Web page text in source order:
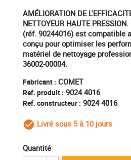
AMÉLIORATION DE
NETTOYEUR HAUTE
(réf. 90244016) est compatible
conçu pour optimiser les
matériel de nettoyage
36002-00004.
Fabricant : COMET
Ref. produit : 9024 4016
Ref. constructeur : 9024 4016
check_circle_outline
Livré sous 5 à 10 jours
Quantité